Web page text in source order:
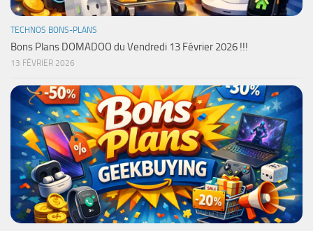
TECHNOS BONS-PLANS
Bons Plans DOMADOO du Vendredi 13 Février 2026 !!!
13 FÉVRIER 2026